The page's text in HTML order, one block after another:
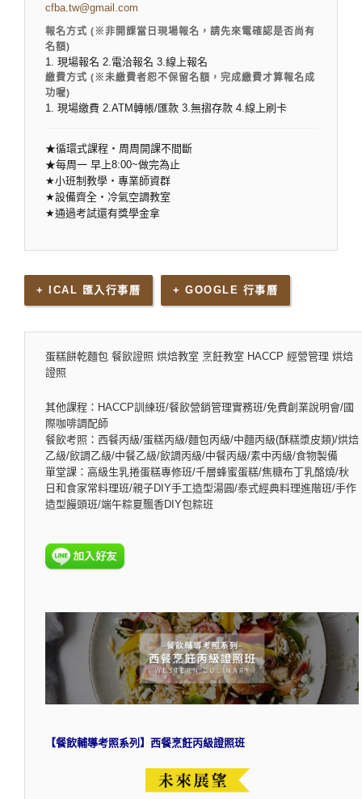
cfba.tw@gmail.com
報名方式 (※非開課當日現場報名，請先來電確認是否尚有
名額)
1. 現場報名 2.電洽報名 3.線上報名
繳費方式 (※未繳費者恕不保留名額，完成繳費才算報名成
功喔)
1. 現場繳費 2.ATM轉帳/匯款 3.無摺存款 4.線上刷卡
★循環式課程‧周周開課不間斷
★每周一 早上8:00~做完為止
★小班制教學‧專業師資群
★設備齊全‧冷氣空調教室
★通過考試還有獎學金拿
+ ICAL 匯入行事曆 + GOOGLE 行事曆
蛋糕餅乾麵包 餐飲證照 烘焙教室 烹飪教室 HACCP 經營管理 烘焙
證照
其他課程：HACCP訓練班/餐飲營銷管理實務班/免費創業說明會/國
際咖啡調配師
餐飲考照：西餐丙級/蛋糕丙級/麵包丙級/中麵丙級(酥糕漿皮類)/烘焙
乙級/飲調乙級/中餐乙級/飲調丙級/中餐丙級/素中丙級/食物製備
單堂課：高級生乳捲蛋糕專修班/千層蜂蜜蛋糕/焦糖布丁乳酪燒/秋
日和食家常料理班/親子DIY手工造型湯圓/泰式經典料理進階班/手作
造型饅頭班/端午粽夏飄香DIY包粽班
【餐飲輔導考照系列】西餐烹飪丙級證照班